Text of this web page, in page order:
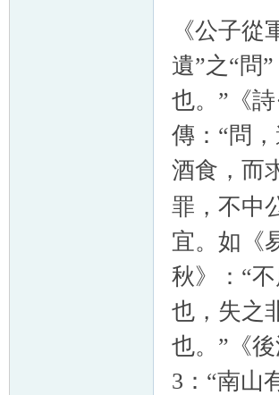
《公子
遺”之“問
也。”《
傳：“問
酒食，而
罪，不中
宜。如《
秋》： “
也，失之
也。”《後
3：“南山